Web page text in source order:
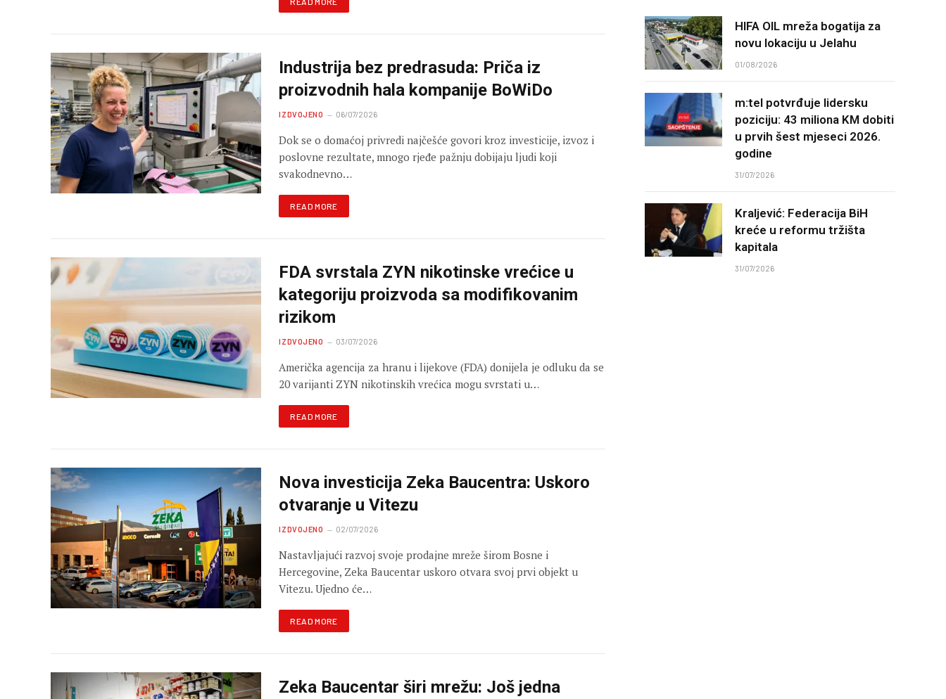
Industrija bez predrasuda: Priča iz
proizvodnih hala kompanije BoWiDo
IZDVOJENO 06/07/2026
Dok se o domaćoj privredi najčešće govori kroz investicije, izvoz i
poslovne rezultate, mnogo rjeđe pažnju dobijaju ljudi koji
svakodnevno…
READ MORE
FDA svrstala ZYN nikotinske vrećice u
kategoriju proizvoda sa modifikovanim
rizikom
IZDVOJENO 03/07/2026
Američka agencija za hranu i lijekove (FDA) donijela je odluku da se
20 varijanti ZYN nikotinskih vrećica mogu svrstati u…
READ MORE
Nova investicija Zeka Baucentra: Uskoro
otvaranje u Vitezu
IZDVOJENO 02/07/2026
Nastavljajući razvoj svoje prodajne mreže širom Bosne i
Hercegovine, Zeka Baucentar uskoro otvara svoj prvi objekt u
Vitezu. Ujedno će…
READ MORE
Zeka Baucentar širi mrežu: Još jedna
HIFA OIL mreža bogatija za
novu lokaciju u Jelahu
01/08/2026
m:tel potvrđuje lidersku
poziciju: 43 miliona KM dobiti
u prvih šest mjeseci 2026.
godine
31/07/2026
Kraljević: Federacija BiH
kreće u reformu tržišta
kapitala
31/07/2026